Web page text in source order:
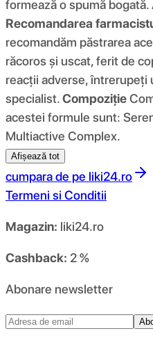
formează o spumă
Recomandarea
recomandăm păstrarea
răcoros și uscat, ferit de
reacții adverse, întrerupeți
specialist.Compoziţie
acestei formule sunt:
Multiactive Complex.
Afișează tot
cumpara de pe liki24.ro
Termeni si Conditii
Magazin: liki24.ro
Cashback: 2 %
Abonare newsletter